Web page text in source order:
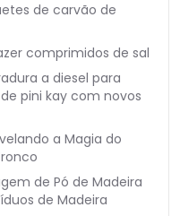
de carvão de
comprimidos de sal
a diesel para
pini kay com novos
a Magia do
de Pó de Madeira
de Madeira